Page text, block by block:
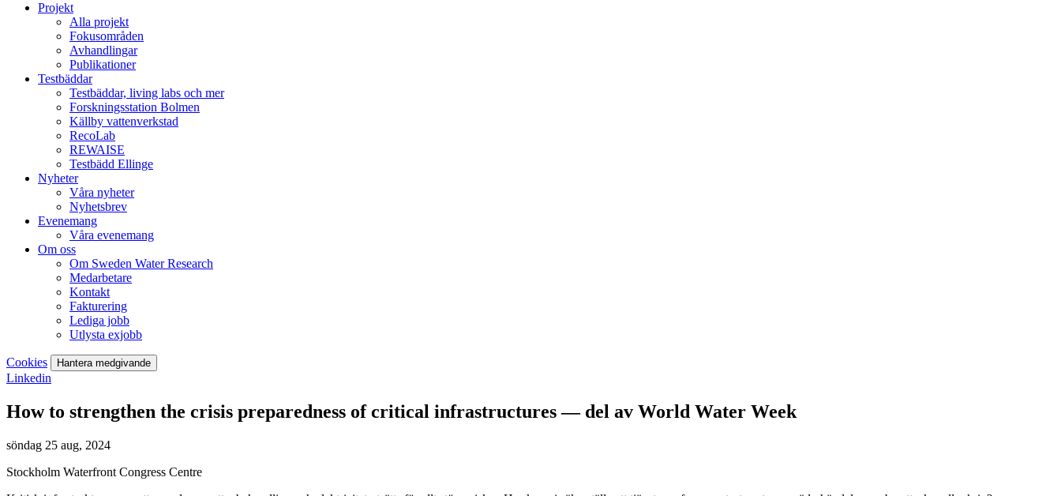
Projekt
Alla projekt
Fokusområden
Avhandlingar
Publikationer
Testbäddar
Testbäddar, living labs och mer
Forskningsstation Bolmen
Källby vattenverkstad
RecoLab
REWAISE
Testbädd Ellinge
Nyheter
Våra nyheter
Nyhetsbrev
Evenemang
Våra evenemang
Om oss
Om Sweden Water Research
Medarbetare
Kontakt
Fakturering
Lediga jobb
Utlysta exjobb
Cookies Hantera medgivande
Linkedin
How to strengthen the crisis preparedness of critical infrastructures — del av World Water Week
söndag 25 aug, 2024
Stockholm Waterfront Congress Centre